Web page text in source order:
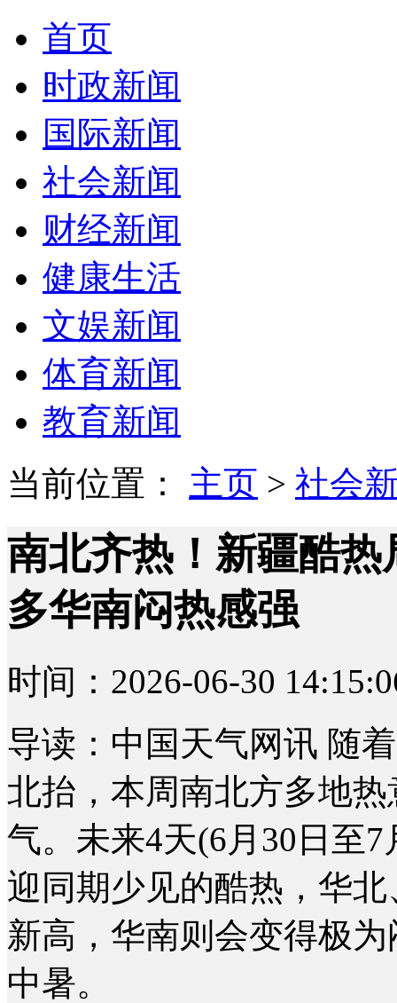
首页
时政新闻
国际新闻
社会新闻
财经新闻
健康生活
文娱新闻
体育新闻
教育新闻
当前位置： 主页 > 社会
南北齐热！新疆酷
多华南闷热感强
时间：2026-06-30
导读：中国天气网讯 随
北抬，本周南北方多地
气。未来4天(6月30日至
迎同期少见的酷热，华
新高，华南则会变得极
中暑。